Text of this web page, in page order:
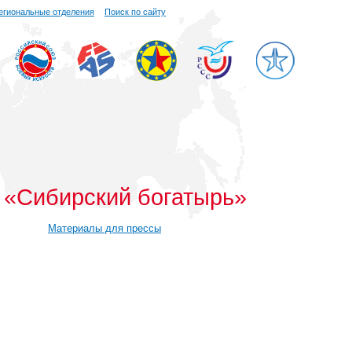
отделения Поиск по сайту
богатырь»
Материалы для прессы